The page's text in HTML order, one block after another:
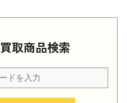
買取商品検索